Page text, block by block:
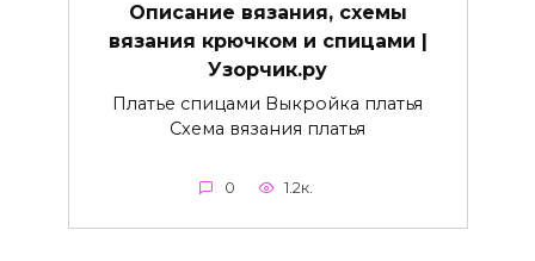
Описание вязания, схемы
вязания крючком и спицами |
Узорчик.ру
Платье спицами Выкройка платья
Схема вязания платья
0 1.2к.